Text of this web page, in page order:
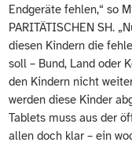
Endgeräte fehlen,“ so
PARITÄTISCHEN SH.
diesen Kindern die
soll – Bund, Land oder
den Kindern nicht
werden diese Kinder
Tablets muss aus der
allen doch klar – ein